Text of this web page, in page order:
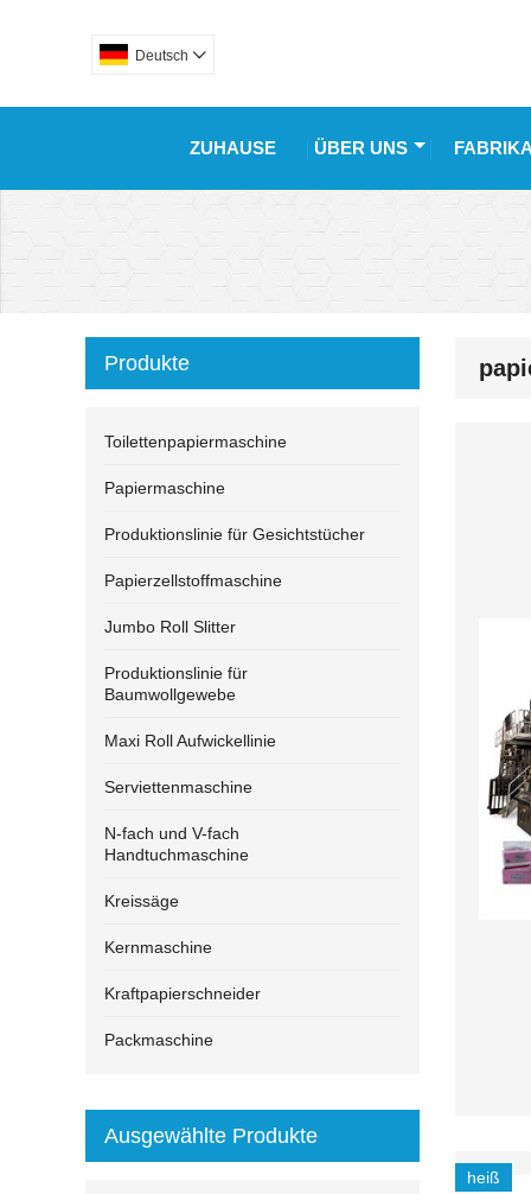
Deutsch 
ZUHAUSE ÜBER UNS
heiß
Produkte
Toilettenpapiermaschine
Papiermaschine
Produktionslinie für Gesichtstücher
Papierzellstoffmaschine
Jumbo Roll Slitter
Produktionslinie für
Baumwollgewebe
Maxi Roll Aufwickellinie
Serviettenmaschine
N-fach und V-fach
Handtuchmaschine
Kreissäge
Kernmaschine
Kraftpapierschneider
Packmaschine
Ausgewählte Produkte